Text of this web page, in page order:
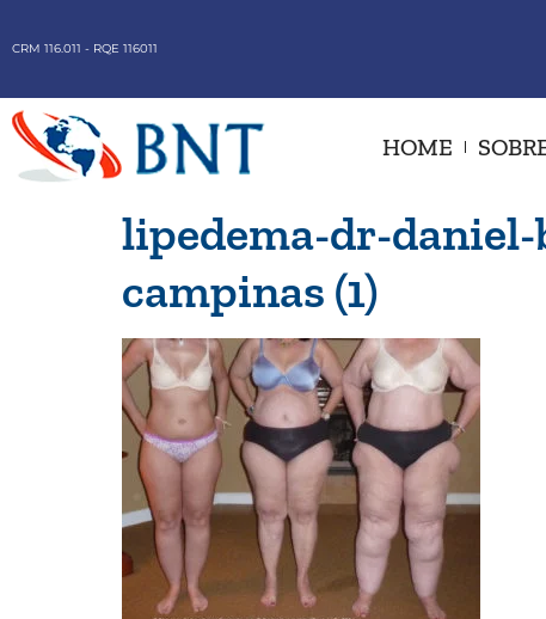
CRM 116.011 - RQE 116011
HOME
lipedema-dr-
campinas (1)